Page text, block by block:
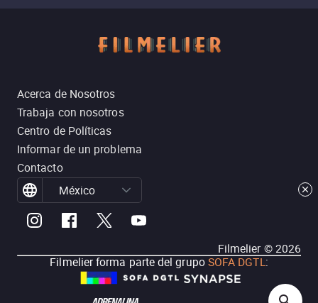
Acerca de Nosotros
Trabaja con nosotros
Centro de Políticas
Informar de un problema
Contacto
México
Filmelier ©2026
Filmelier forma parte del grupoSOFA DGTL: